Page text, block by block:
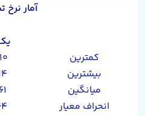
آمار نرخ
کمترین
بیشترین
میانگین
انحراف معیار